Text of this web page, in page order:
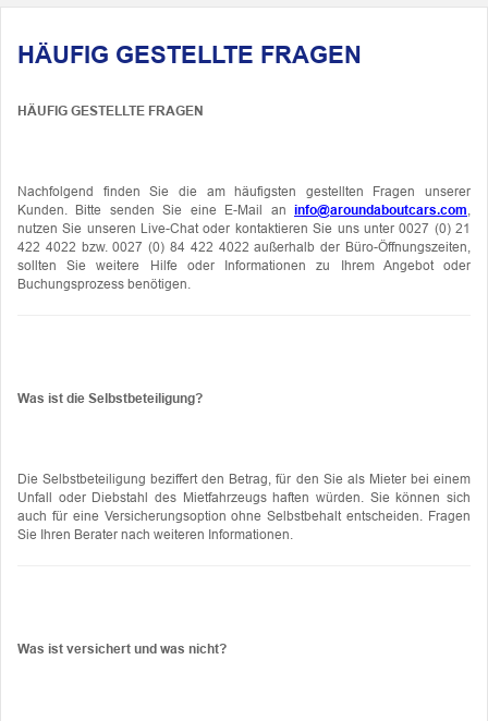
HÄUFIG GESTELLTE FRAGEN
HÄUFIG GESTELLTE FRAGEN
Nachfolgend finden Sie die am häufigsten gestellten Fragen unserer
Kunden. Bitte senden Sie eine E-Mail an info@aroundaboutcars.com,
nutzen Sie unseren Live-Chat oder kontaktieren Sie uns unter 0027 (0) 21
422 4022 bzw. 0027 (0) 84 422 4022 außerhalb der Büro-Öffnungszeiten,
sollten Sie weitere Hilfe oder Informationen zu Ihrem Angebot oder
Buchungsprozess benötigen.
Was ist die Selbstbeteiligung?
Die Selbstbeteiligung beziffert den Betrag, für den Sie als Mieter bei einem
Unfall oder Diebstahl des Mietfahrzeugs haften würden. Sie können sich
auch für eine Versicherungsoption ohne Selbstbehalt entscheiden. Fragen
Sie Ihren Berater nach weiteren Informationen.
Was ist versichert und was nicht?